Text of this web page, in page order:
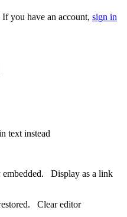
you have an account, sign in
text instead
embedded. Display as a link
Clear editor